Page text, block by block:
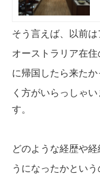
そう言えば、以前
オーストラリア在
に帰国したら来た
く方がいらっしゃ
す。
どのような経歴や
うになったかとい